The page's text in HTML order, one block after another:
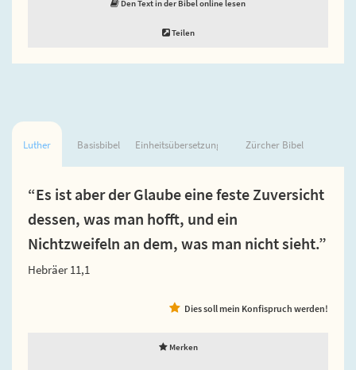
Den Text in der Bibel online lesen
Teilen
Luther Basisbibel Einheitsübersetzung Zürcher Bibel
“Es ist aber der Glaube eine feste Zuversicht
dessen, was man hofft, und ein
Nichtzweifeln an dem, was man nicht sieht.”
Hebräer 11,1
Dies soll mein Konfispruch werden!
Merken